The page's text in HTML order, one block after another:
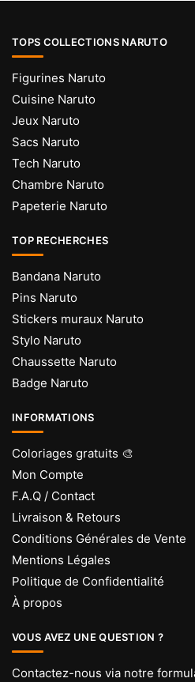
TOPS COLLECTIONS NARUTO
Figurines Naruto
Cuisine Naruto
Jeux Naruto
Sacs Naruto
Tech Naruto
Chambre Naruto
Papeterie Naruto
TOP RECHERCHES
Bandana Naruto
Pins Naruto
Stickers muraux Naruto
Stylo Naruto
Chaussette Naruto
Badge Naruto
INFORMATIONS
Coloriages gratuits 🎨
Mon Compte
F.A.Q / Contact
Livraison & Retours
Conditions Générales de Vente
Mentions Légales
Politique de Confidentialité
À propos
VOUS AVEZ UNE QUESTION ?
Contactez-nous via notre